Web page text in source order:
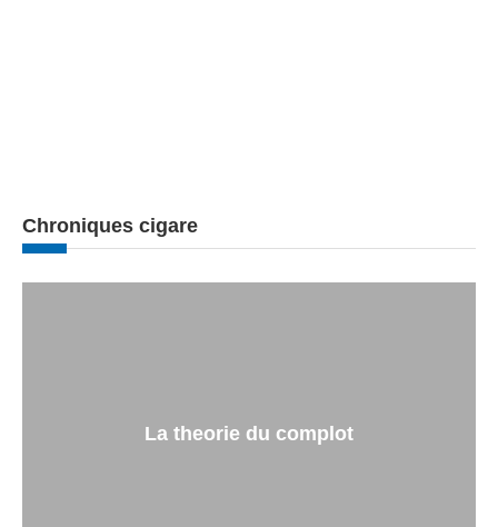
Chroniques cigare
La theorie du complot